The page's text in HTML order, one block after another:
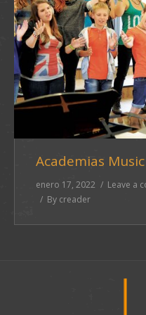
Academias Music
enero 17, 2022 Leave a
By creader